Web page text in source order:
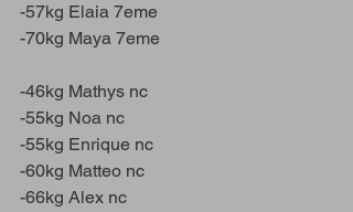
-57kg Elaia 7eme
-70kg Maya 7eme
-46kg Mathys nc
-55kg Noa nc
-55kg Enrique nc
-60kg Matteo nc
-66kg Alex nc